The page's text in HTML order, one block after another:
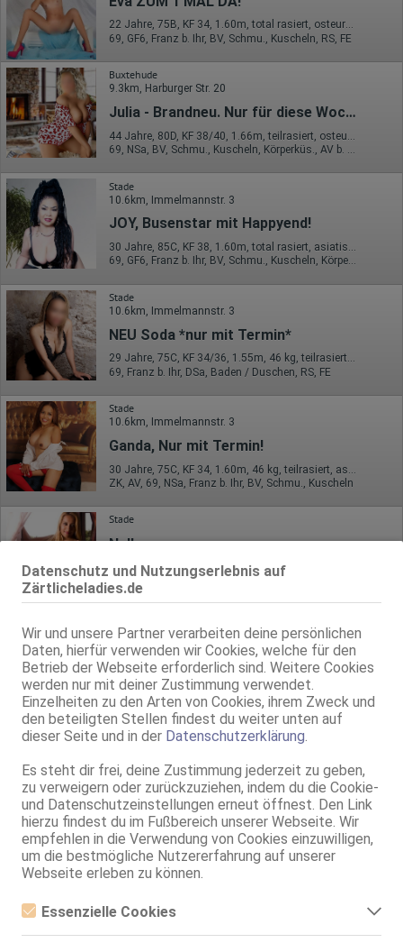
Datenschutz und Nutzungserlebnis auf
Zärtlicheladies.de
Wir und unsere Partner verarbeiten deine persönlichen
Daten, hierfür verwenden wir Cookies, welche für den
Betrieb der Webseite erforderlich sind. Weitere Cookies
werden nur mit deiner Zustimmung verwendet.
Einzelheiten zu den Arten von Cookies, ihrem Zweck und
den beteiligten Stellen findest du weiter unten auf
dieser Seite und in der Datenschutzerklärung
Es steht dir frei, deine Zustimmung jederzeit zu geben,
zu verweigern oder zurückzuziehen, indem du die Cookie-
und Datenschutzeinstellungen erneut öffnest. Den Link
hierzu findest du im Fußbereich unserer Webseite. Wir
empfehlen in die Verwendung von Cookies einzuwilligen,
um die bestmögliche Nutzererfahrung auf unserer
Webseite erleben zu können.
Essenzielle Cookies
Essenzielle Cookies sind alle notwendigen Cookies, die für den
22 Jahre, 75B, KF 34, 1.60m, total rasiert, osteuropäisch
69, GF6, Franz b. Ihr, BV, Schmu., Kuscheln, RS, FE
Buxtehude
9.3km, Harburger Str. 20
Julia - Brandneu. Nur für diese Woche
69, NSa, BV, Schmu., Kuscheln, Körperküs., AV b. Ihm, DSa
Stade
10.6km, Immelmannstr. 3
JOY, Busenstar mit Happyend!
30 Jahre, 85C, KF 38, 1.60m, total rasiert, asiatisch
69, GF6, Franz b. Ihr, BV, Schmu., Kuscheln, Körperküs., Mast.
Stade
10.6km, Immelmannstr. 3
NEU Soda *nur mit Termin*
29 Jahre, 75C, KF 34/36, 1.55m, 46 kg, teilrasiert, asiatisch
69, Franz b. Ihr, DSa, Baden / Duschen, RS, FE
Stade
10.6km, Immelmannstr. 3
Ganda, Nur mit Termin!
ZK, AV, 69, NSa, Franz b. Ihr, BV, Schmu., Kuscheln
Stade
Nelly
11.8km, Harsefelder Str. 18
Selin-Ganz neu
Stade
11.8km, Harsefelder Str. 18
Peri Ganz neu-Original Bilder
24 Jahre, 70B, KF 34/36, 1.65m, 50 kg, total rasiert, osteuropäisch
Stade
11.8km, Teichstr. 1
KESSY ganz neu!
ZK, 69, GF6, BV, MFF, MMF, SW